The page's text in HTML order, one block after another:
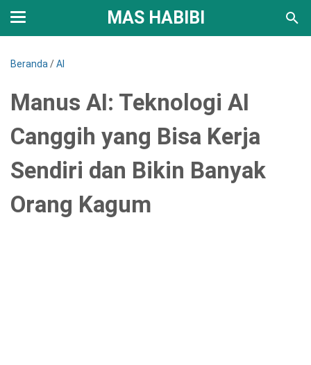
MAS HABIBI
Beranda /AI
Manus AI: Teknologi AI
Canggih yang Bisa Kerja
Sendiri dan Bikin Banyak
Orang Kagum